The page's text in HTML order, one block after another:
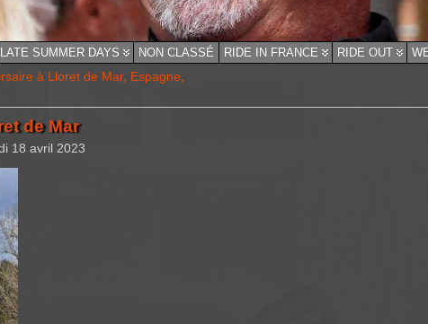
LATE SUMMER DAYS NON CLASSÉ RIDE IN FRANCE RIDE OUT
à Lloret de Mar, Espagne,
de Mar
18 avril 2023